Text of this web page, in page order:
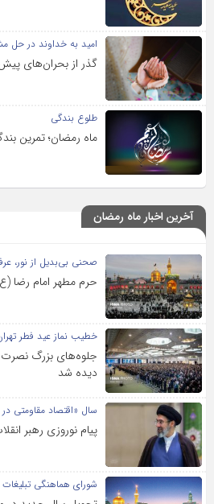
امید به خداوند در حل
گذر از بحران‌های
طلوع بندگی
ماه رمضان؛ تمرین
آخرین اخبار ماه رمضان
صحنی بی‌بدیل از نور،
حرم مطهر امام رضا
خطیب نماز عید فطر
جلوه‌های بزرگ نصرت
دیده شد
سال «اقتصاد مقاومتی
پیام نوروزی رهبر
شورای هماهنگی تبلیغات